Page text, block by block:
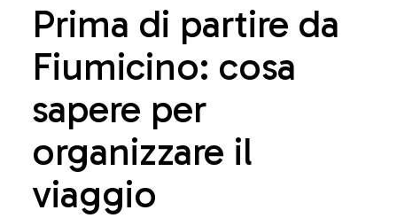
Prima di partire da
Fiumicino: cosa
sapere per
organizzare il
viaggio